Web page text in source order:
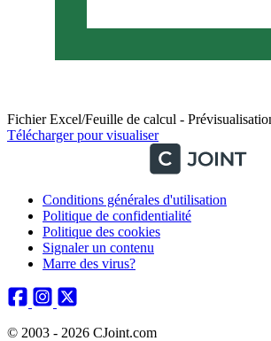
Fichier Excel/Feuille de calcul -
Télécharger pour visualiser
Conditions générales d'utilisation
Politique de confidentialité
Politique des cookies
Signaler un contenu
Marre des virus?
© 2003 - 2026 CJoint.com